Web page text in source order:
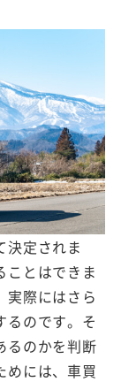
決定されま
ことはできま
実際にはさら
るのです。そ
るのかを判断
めには、車買